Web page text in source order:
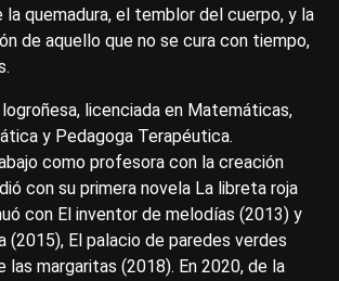
quemadura, el temblor del cuerpo, y la
de aquello que no se cura con tiempo,
licenciada en Matemáticas,
y Pedagoga Terapéutica.
como profesora con la creación
con su primera novela La libreta roja
con El inventor de melodías (2013) y
(2015), El palacio de paredes verdes
las margaritas (2018). En 2020, de la